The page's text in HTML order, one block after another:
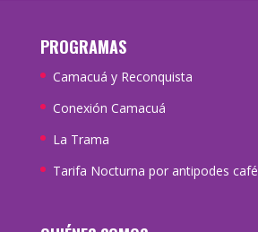
PROGRAMAS
Camacuá y Reconquista
Conexión Camacuá
La Trama
Tarifa Nocturna por antipodes café